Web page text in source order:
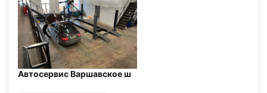
Автосервис Варшавское ш